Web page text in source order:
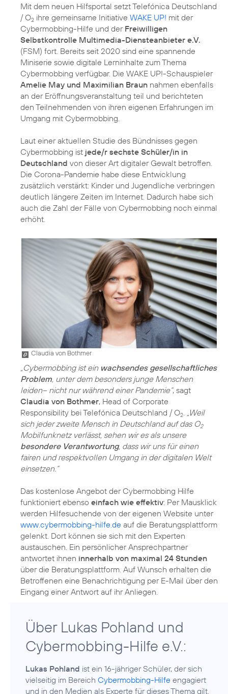
Mit dem neuen Hilfsportal setzt Telefónica Deutschland
/ O2 ihre gemeinsame Initiative WAKE UP! mit der
Cybermobbing-Hilfe und der Freiwilligen
Selbstkontrolle Multimedia-Diensteanbieter e.V.
(FSM) fort. Bereits seit 2020 sind eine spannende
Miniserie sowie digitale Lerninhalte zum Thema
Cybermobbing verfügbar. Die WAKE UP!-Schauspieler
Amelie May und Maximilian Braun nahmen ebenfalls
an der Eröffnungsveranstaltung teil und berichteten
den Teilnehmenden von ihren eigenen Erfahrungen im
Umgang mit Cybermobbing.
Laut einer aktuellen Studie des Bündnisses gegen
Cybermobbing ist jede/r sechste Schüler/in in
Deutschland von dieser Art digitaler Gewalt betroffen.
Die Corona-Pandemie habe diese Entwicklung
zusätzlich verstärkt: Kinder und Jugendliche verbringen
deutlich längere Zeiten im Internet. Dadurch habe sich
auch die Zahl der Fälle von Cybermobbing noch einmal
Claudia von Bothmer
„Cybermobbing ist ein wachsendes gesellschaftliches
Problem, unter dem besonders junge Menschen
leiden– nicht nur während einer Pandemie“, sagt
Claudia von Bothmer, Head of Corporate
Responsibility bei Telefónica Deutschland / O2. „Weil
sich jeder zweite Mensch in Deutschland auf das O2
Mobilfunknetz verlässt, sehen wir es als unsere
besondere Verantwortung, dass wir uns für einen
fairen und respektvollen Umgang in der digitalen Welt
einsetzen.“
Das kostenlose Angebot der Cybermobbing Hilfe
funktioniert ebenso einfach wie effektiv: Per Mausklick
werden Hilfesuchende von der eigenen Website unter
www.cybermobbing-hilfe.de auf die Beratungsplattform
gelenkt. Dort können sie sich mit den Experten
austauschen. Ein persönlicher Ansprechpartner
antwortet ihnen innerhalb von maximal 24 Stunden
über die Beratungsplattform. Auf Wunsch erhalten die
Betroffenen eine Benachrichtigung per E-Mail über den
Über Lukas Pohland und
Cybermobbing-Hilfe e.V.:
Lukas Pohland ist ein 16-jähriger Schüler, der sich
vielseitig im Bereich Cybermobbing-Hilfe engagiert
und in den Medien als Experte für dieses Thema gilt.